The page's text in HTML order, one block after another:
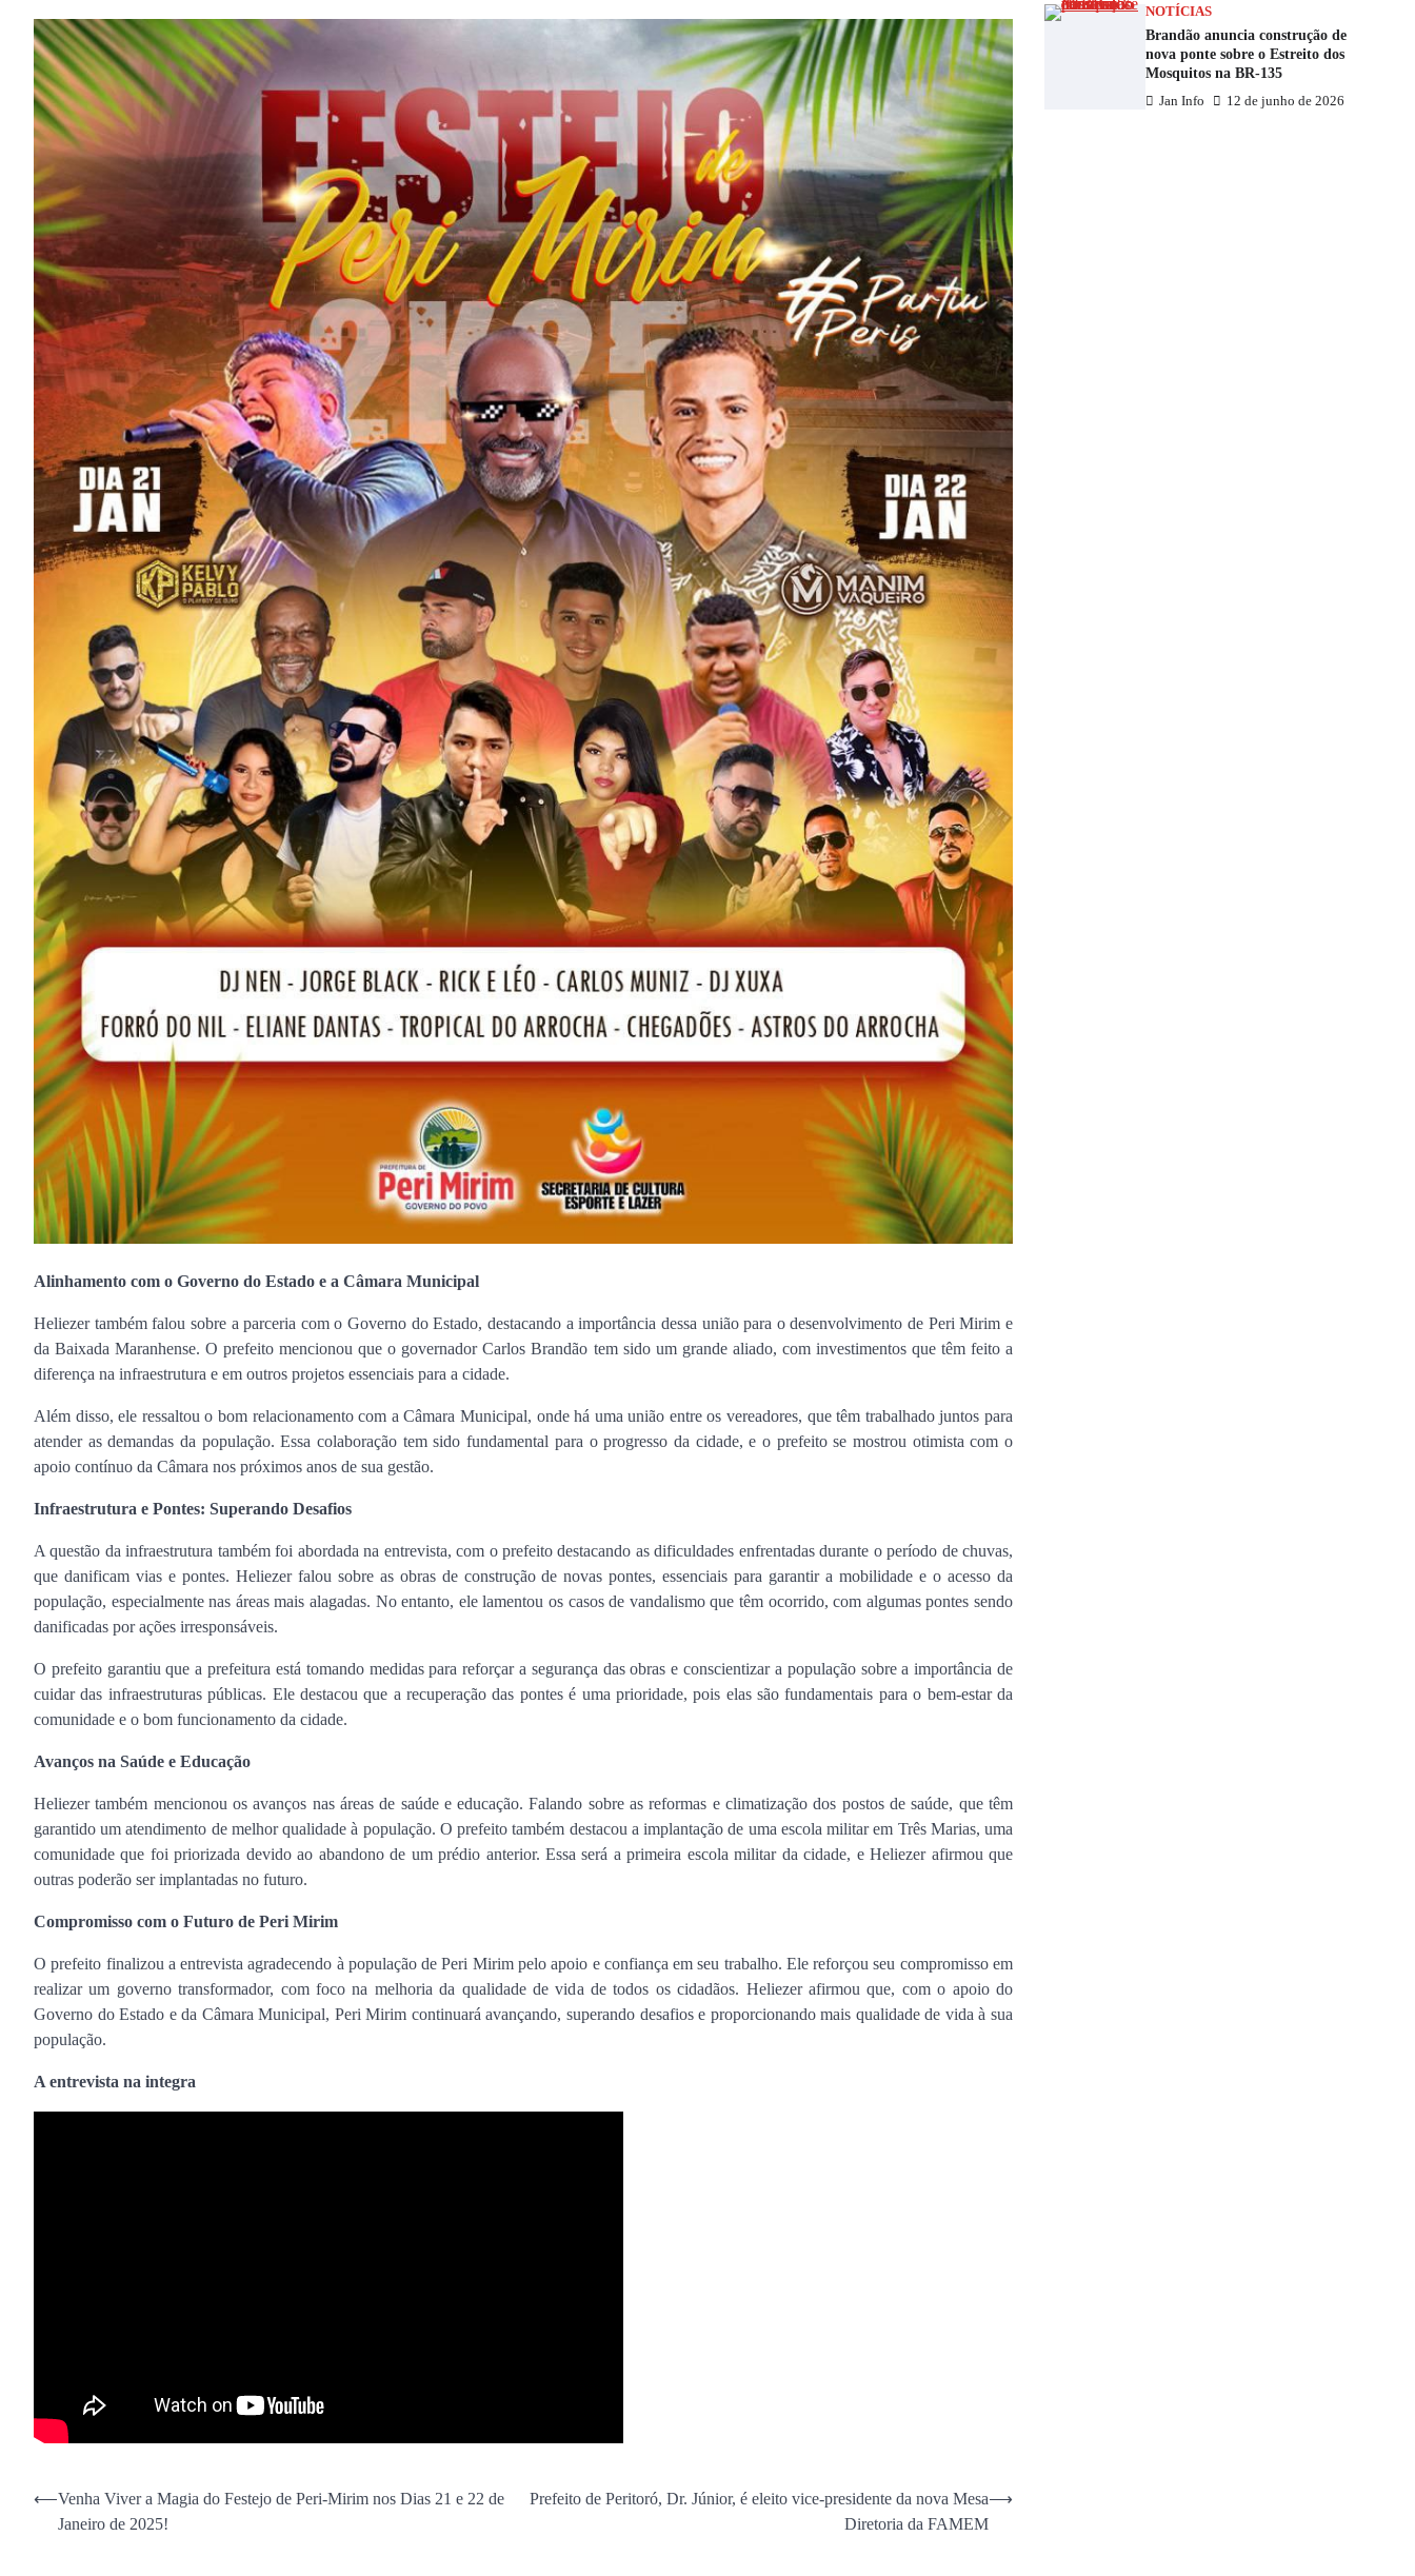
Alinhamento com o Governo do Estado e a Câmara Municipal
Heliezer também falou sobre a parceria com o Governo do Estado, destacando a importância dessa união para o desenvolvimento de Peri Mirim e
da Baixada Maranhense. O prefeito mencionou que o governador Carlos Brandão tem sido um grande aliado, com investimentos que têm feito a
diferença na infraestrutura e em outros projetos essenciais para a cidade.
Além disso, ele ressaltou o bom relacionamento com a Câmara Municipal, onde há uma união entre os vereadores, que têm trabalhado juntos para
atender as demandas da população. Essa colaboração tem sido fundamental para o progresso da cidade, e o prefeito se mostrou otimista com o
apoio contínuo da Câmara nos próximos anos de sua gestão.
Infraestrutura e Pontes: Superando Desafios
A questão da infraestrutura também foi abordada na entrevista, com o prefeito destacando as dificuldades enfrentadas durante o período de chuvas,
que danificam vias e pontes. Heliezer falou sobre as obras de construção de novas pontes, essenciais para garantir a mobilidade e o acesso da
população, especialmente nas áreas mais alagadas. No entanto, ele lamentou os casos de vandalismo que têm ocorrido, com algumas pontes sendo
danificadas por ações irresponsáveis.
O prefeito garantiu que a prefeitura está tomando medidas para reforçar a segurança das obras e conscientizar a população sobre a importância de
cuidar das infraestruturas públicas. Ele destacou que a recuperação das pontes é uma prioridade, pois elas são fundamentais para o bem-estar da
comunidade e o bom funcionamento da cidade.
Avanços na Saúde e Educação
Heliezer também mencionou os avanços nas áreas de saúde e educação. Falando sobre as reformas e climatização dos postos de saúde, que têm
garantido um atendimento de melhor qualidade à população. O prefeito também destacou a implantação de uma escola militar em Três Marias, uma
comunidade que foi priorizada devido ao abandono de um prédio anterior. Essa será a primeira escola militar da cidade, e Heliezer afirmou que
outras poderão ser implantadas no futuro.
Compromisso com o Futuro de Peri Mirim
O prefeito finalizou a entrevista agradecendo à população de Peri Mirim pelo apoio e confiança em seu trabalho. Ele reforçou seu compromisso em
realizar um governo transformador, com foco na melhoria da qualidade de vida de todos os cidadãos. Heliezer afirmou que, com o apoio do
Governo do Estado e da Câmara Municipal, Peri Mirim continuará avançando, superando desafios e proporcionando mais qualidade de vida à sua
população.
A entrevista na integra
Navegação
⟵Venha Viver a Magia do Festejo de Peri-Mirim nos Dias 21 e 22 de
Janeiro de 2025!
Prefeito de Peritoró, Dr. Júnior, é eleito vice-presidente da nova Mesa
Diretoria da FAMEM
⟶
NOTÍCIAS
Brandão anuncia construção de
nova ponte sobre o Estreito dos
Mosquitos na BR-135
Jan Info 12 de junho de 2026